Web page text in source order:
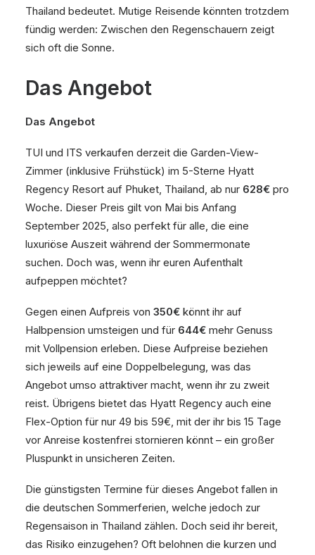
Thailand bedeutet. Mutige Reisende könnten trotzdem
fündig werden: Zwischen den Regenschauern zeigt
sich oft die Sonne.
Das Angebot
Das Angebot
TUI und ITS verkaufen derzeit die Garden-View-
Zimmer (inklusive Frühstück) im 5-Sterne Hyatt
Regency Resort auf Phuket, Thailand, ab nur 628€ pro
Woche. Dieser Preis gilt von Mai bis Anfang
September 2025, also perfekt für alle, die eine
luxuriöse Auszeit während der Sommermonate
suchen. Doch was, wenn ihr euren Aufenthalt
aufpeppen möchtet?
Gegen einen Aufpreis von 350€ könnt ihr auf
Halbpension umsteigen und für 644€ mehr Genuss
mit Vollpension erleben. Diese Aufpreise beziehen
sich jeweils auf eine Doppelbelegung, was das
Angebot umso attraktiver macht, wenn ihr zu zweit
reist. Übrigens bietet das Hyatt Regency auch eine
Flex-Option für nur 49 bis 59€, mit der ihr bis 15 Tage
vor Anreise kostenfrei stornieren könnt – ein großer
Pluspunkt in unsicheren Zeiten.
Die günstigsten Termine für dieses Angebot fallen in
die deutschen Sommerferien, welche jedoch zur
Regensaison in Thailand zählen. Doch seid ihr bereit,
das Risiko einzugehen? Oft belohnen die kurzen und